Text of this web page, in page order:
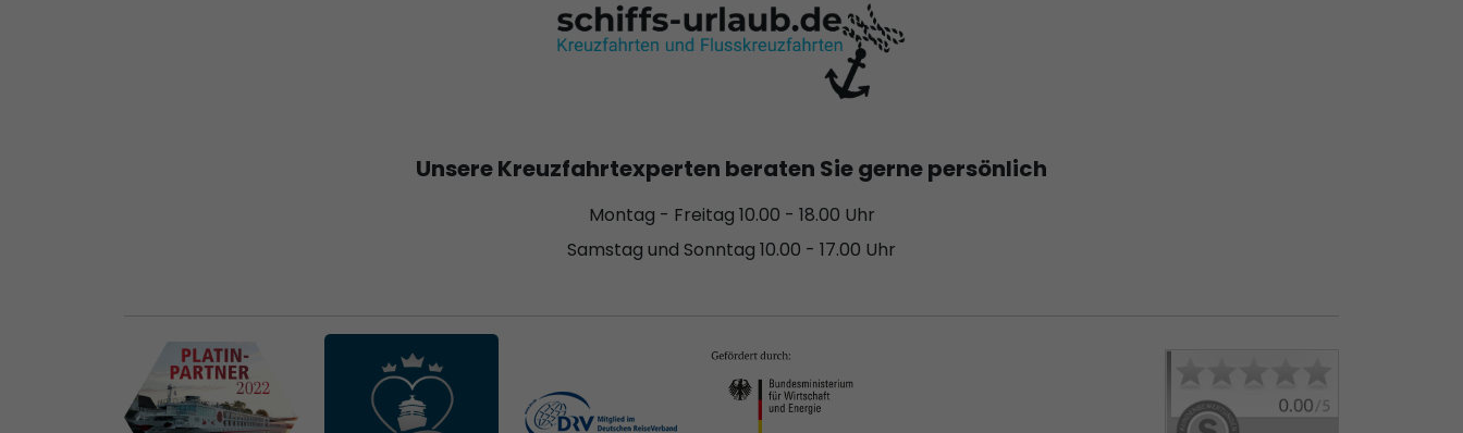
Unsere Kreuzfahrtexperten beraten Sie gerne persönlich
Montag - Freitag 10.00 - 18.00 Uhr
Samstag und Sonntag 10.00 - 17.00 Uhr